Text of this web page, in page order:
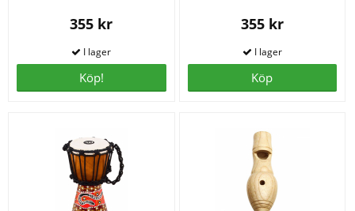
355 kr
Köp!
355 kr
Köp